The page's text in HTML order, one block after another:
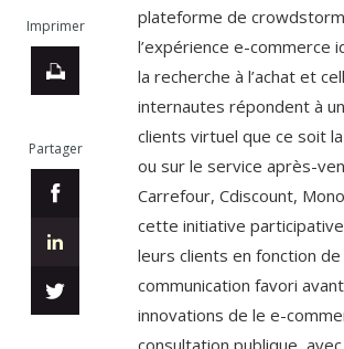
Imprimer
Partager
plateforme de
l’expérience e-commerce
la recherche à l’achat et
internautes répondent à
clients virtuel que ce soit
ou sur le service après-
Carrefour, Cdiscount,
cette initiative
leurs clients en fonction
communication favori
innovations de le e-